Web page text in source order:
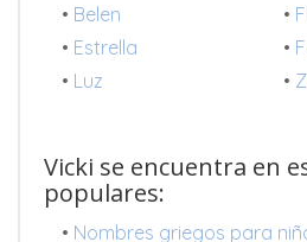
• Belen •
• Estrella •
• Luz •
Vicki se encuentra en
populares:
• Nombres griegos para